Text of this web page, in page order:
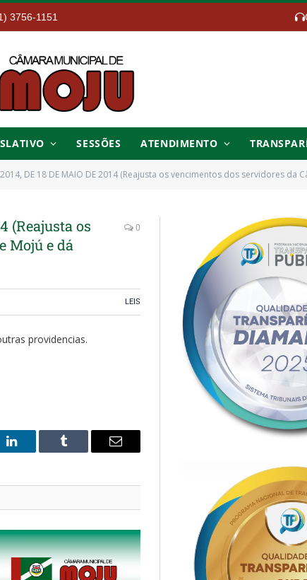
3756-1151
SESSÕES ATENDIMENTO
DE 18 DE MAIO DE 2014 (Reajusta os vencimentos dos servidores da Câmara Municipal de Mojú
(Reajusta os
Mojú e dá
0
LEIS
providencias.
O
Tumblr
E-